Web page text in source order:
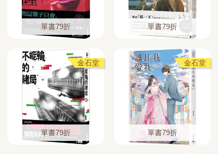
單書79折 單書79折
金石堂
單書79折
金石堂
單書79折